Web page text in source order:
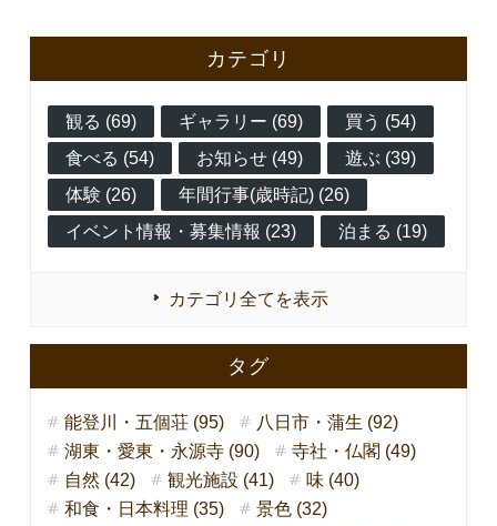
カテゴリ
観る (69) ギャラリー (69)
買う (54)
食べる (54)
お知らせ (49)
遊ぶ (39)
体験 (26)
年間行事(歳時記) (26)
イベント情報・募集情報 (23)
泊まる (19)
カテゴリ全てを表示
タグ
能登川・五個荘 (95)
八日市・蒲生 (92)
湖東・愛東・永源寺 (90)
寺社・仏閣 (49)
自然 (42)
観光施設 (41)
味 (40)
和食・日本料理 (35)
景色 (32)